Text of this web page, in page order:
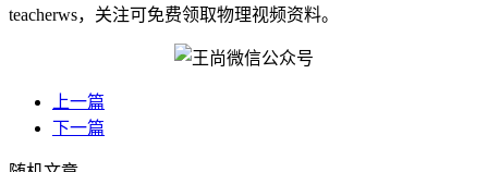
teacherws，关注可免费领取物理视频资料。
上一篇
下一篇